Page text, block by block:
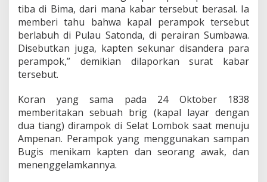
tiba di Bima, dari mana kabar tersebut berasal. Ia
memberi tahu bahwa kapal perampok tersebut
berlabuh di Pulau Satonda, di perairan Sumbawa.
Disebutkan juga, kapten sekunar disandera para
perampok,” demikian dilaporkan surat kabar
tersebut.
Koran yang sama pada 24 Oktober 1838
memberitakan sebuah brig (kapal layar dengan
dua tiang) dirampok di Selat Lombok saat menuju
Ampenan. Perampok yang menggunakan sampan
Bugis menikam kapten dan seorang awak, dan
menenggelamkannya.